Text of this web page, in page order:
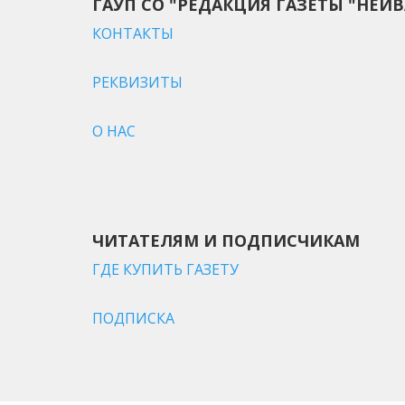
КОНТАКТЫ
РЕКВИЗИТЫ
О НАС
ЧИТАТЕЛЯМ И ПОДПИСЧИКАМ
ГДЕ КУПИТЬ ГАЗЕТУ
ПОДПИСКА